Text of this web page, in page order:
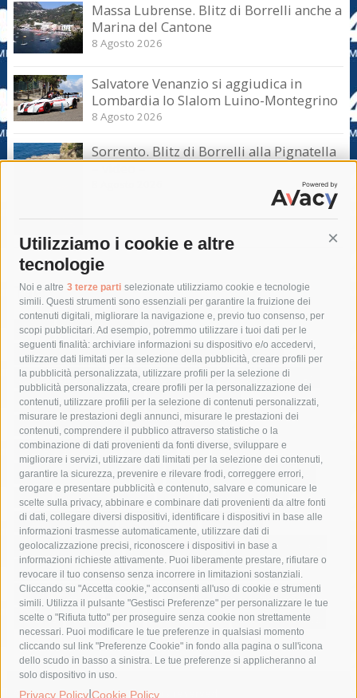
Utilizziamo i cookie e altre
tecnologie
Noi e altre 3 terze parti selezionate utilizziamo cookie e tecnologie
simili. Questi strumenti sono essenziali per garantire la fruizione dei
contenuti digitali, migliorare la navigazione e, previo tuo consenso, per
scopi pubblicitari. Ad esempio, potremmo utilizzare i tuoi dati per le
seguenti finalità: archiviare informazioni su dispositivo e/o accedervi,
utilizzare dati limitati per la selezione della pubblicità, creare profili per
la pubblicità personalizzata, utilizzare profili per la selezione di
pubblicità personalizzata, creare profili per la personalizzazione dei
contenuti, utilizzare profili per la selezione di contenuti personalizzati,
misurare le prestazioni degli annunci, misurare le prestazioni dei
contenuti, comprendere il pubblico attraverso statistiche o la
combinazione di dati provenienti da fonti diverse, sviluppare e
migliorare i servizi, utilizzare dati limitati per la selezione dei contenuti,
garantire la sicurezza, prevenire e rilevare frodi, correggere errori,
erogare e presentare pubblicità e contenuto, salvare e comunicare le
scelte sulla privacy, abbinare e combinare dati provenienti da altre fonti
di dati, collegare diversi dispositivi, identificare i dispositivi in base alle
informazioni trasmesse automaticamente, utilizzare dati di
geolocalizzazione precisi, riconoscere i dispositivi in base a
informazioni richieste attivamente. Puoi liberamente prestare, rifiutare o
revocare il tuo consenso senza incorrere in limitazioni sostanziali.
Cliccando su "Accetta cookie," acconsenti all'uso di cookie e strumenti
simili. Utilizza il pulsante "Gestisci Preferenze" per personalizzare le tue
scelte o "Rifiuta tutto" per proseguire senza cookie non strettamente
necessari. Puoi modificare le tue preferenze in qualsiasi momento
cliccando sul link "Preferenze Cookie" in fondo alla pagina o sull'icona
dello scudo in basso a sinistra. Le tue preferenze si applicheranno al
solo dispositivo in uso.
Privacy Policy Cookie Policy
Massa Lubrense. Blitz di Borrelli anche a
Marina del Cantone
8 Agosto 2026
Salvatore Venanzio si aggiudica in
Lombardia lo Slalom Luino-Montegrino
8 Agosto 2026
Sorrento. Blitz di Borrelli alla Pignatella
– video –
Tag
acqua allerta meteo
anas
area marina protetta di punta campanella
arresto
Asl Napoli 3 sud
capitaneria di porto capri
carabinieri
castellammare di stabia
circumvesuviana
comune di sorrento
concerto
contagi
costiera amalfitana
covid-19 eav
elezioni
fondazione sorrento
gori guardia costiera
incidente
lavori
lorenzo balducelli mare
massa lubrense
massimo coppola
Meta napoli
ordinanza
penisola sorrentina
piano di sorrento
polizia municipale
protezione civile
Regione Campania
sant'agnello
sindaco cuomo
sorrento studenti temporali
treni
turismo
Vico Equense villa fiorentino vincenzo de luca
© 2015 SorrentoPress. All rights reserved.